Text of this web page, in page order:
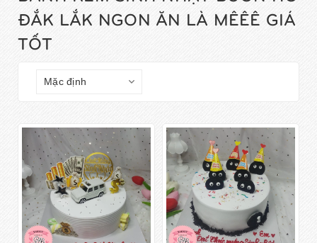
ĐẮK LẮK NGON ĂN LÀ MÊÊÊ GIÁ
TỐT